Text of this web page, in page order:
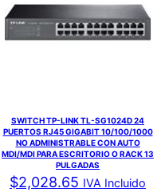
SWITCH TP-LINK TL-SG1024D 24
PUERTOS RJ45 GIGABIT 10/100/1000
NO ADMINISTRABLE CON AUTO
MDI/MDI PARA ESCRITORIO O RACK 13
PULGADAS
$2,028.65 IVA Incluido